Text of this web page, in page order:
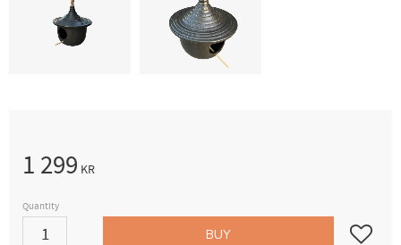
1 299 KR
Quantity
BUY Add to